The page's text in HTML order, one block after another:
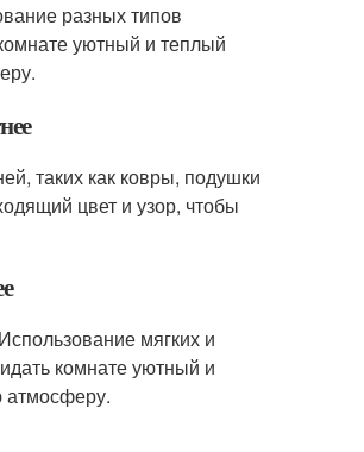
разных типов
уютный и теплый
таких как ковры, подушки
цвет и узор, чтобы
мягких и
комнате уютный и
атмосферу.